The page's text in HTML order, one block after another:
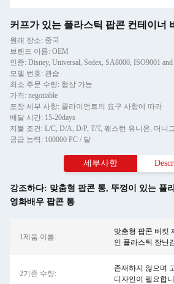
커프가 있는 플라스틱 팝콘 컨테이너
원래 장소: 중국
브랜드 이름: OEM
인증: Disney, Universal, Sedex, SA8000, ISO9001 and
모델 번호: 관습
최소 주문 수량: 협상 가능
가격: negotiable
포장 세부 사항: 클라이언트의 요구 사항에 따라
배달 시간: 15-20days
지불 조건: L/C, D/A, D/P, T/T, 웨스턴 유니온, 머니
공급 능력: 100000 PC / 달
세부사항
강조하다: 맞춤형 팝콘 통, 뚜껑이 있는 플
영화배우 팝콘 통
1제품 이름:
맞춤형 팝콘 버킷
인 플라스틱 장난
2기존 수량:
존재하지 않으며
디자인이 필요합